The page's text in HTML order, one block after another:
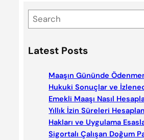
e
r
Latest Posts
Maaşın Gününde
Hukuki Sonuçlar ve
Emekli Maaşı Nasıl
Yıllık İzin Süreleri
Hakları ve Uygulama
Sigortalı Çalışan Doğum